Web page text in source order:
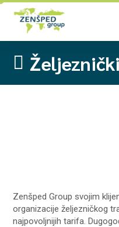
Zenšped Group svojim
organizacije željezničkog
najpovoljnijih tarifa.